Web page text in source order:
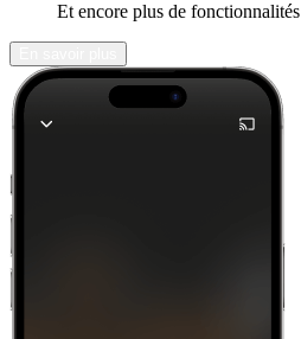
Et encore plus de fonctionnalités